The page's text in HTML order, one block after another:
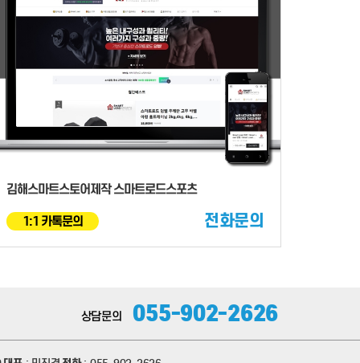
김해스마트스토어제작 스마트로드스포츠
1:1 카톡문의 전화문의
상담문의 055-902-2626